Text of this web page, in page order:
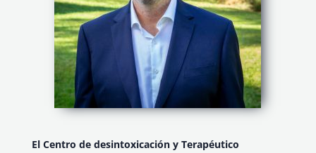
El Centro de desintoxicación y Terapéutico